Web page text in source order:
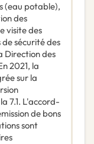
(eau potable),
des
visite des
sécurité des
Direction des
2021, la
sur la
7.1. L'accord-
de bons
sont